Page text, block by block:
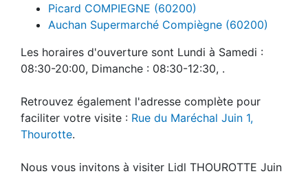
Picard COMPIEGNE (60200)
Auchan Supermarché Compiègne (60200)
Les horaires d'ouverture sont Lundi à Samedi :
08:30-20:00, Dimanche : 08:30-12:30, .
Retrouvez également l'adresse complète pour
faciliter votre visite : Rue du Maréchal Juin 1,
Thourotte.
Nous vous invitons à visiter Lidl THOUROTTE Juin